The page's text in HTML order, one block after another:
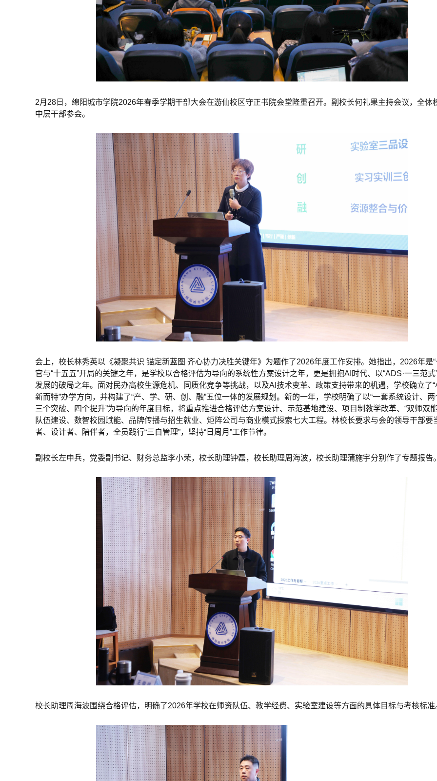
2月28日，绵阳城市学院2026年春季学期干部大会在游仙校区守正书院会堂隆重召开。副校长何礼果主持会议，全体
中层干部参会。
会上，校长林秀英以《凝聚共识 锚定新蓝图 齐心协力决胜关键年》为题作了2026年度工作安排。她指出，2026年是“
官与“十五五”开局的关键之年，是学校以合格评估为导向的系统性方案设计之年，更是拥抱AI时代、以“ADS·一三范式
发展的破局之年。面对民办高校生源危机、同质化竞争等挑战，以及AI技术变革、政策支持带来的机遇，学校确立了
新而特”办学方向，并构建了“产、学、研、创、融”五位一体的发展规划。新的一年，学校明确了以“一套系统设计、
三个突破、四个提升”为导向的年度目标，将重点推进合格评估方案设计、示范基地建设、项目制教学改革、“双师双
队伍建设、数智校园赋能、品牌传播与招生就业、矩阵公司与商业模式探索七大工程。林校长要求与会的领导干部要
者、设计者、陪伴者，全员践行“三自管理”，坚持“日周月”工作节律。
副校长左申兵，党委副书记、财务总监李小荣，校长助理钟磊，校长助理周海波，校长助理蒲施宇分别作了专题报告
校长助理周海波围绕合格评估，明确了2026年学校在师资队伍、教学经费、实验室建设等方面的具体目标与考核标准